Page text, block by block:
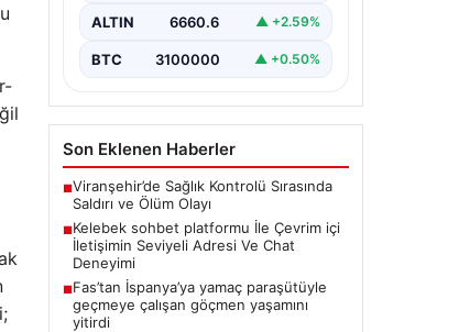
bir tarzda bağlantı oluşturması
etmektedir. Halen…
ALTIN 6660.6 ▲ +2.59%
BTC 3100000 ▲ +0.50%
Son Eklenen Haberler
■Viranşehir’de Sağlık Kontrolü Sırasında
Saldırı ve Ölüm Olayı
■Kelebek sohbet platformu İle Çevrim içi
İletişimin Seviyeli Adresi Ve Chat
Deneyimi
■Fas’tan İspanya’ya yamaç paraşütüyle
geçmeye çalışan göçmen yaşamını
yitirdi